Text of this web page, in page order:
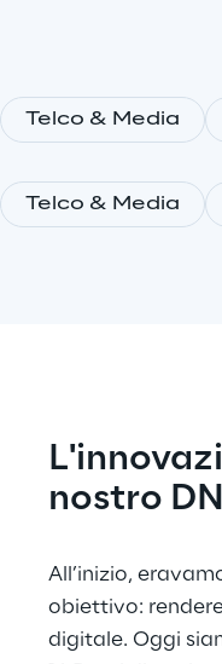
Telco & Media
Telco & Media
nostro
All’inizio,
obiettivo:
digitale. Oggi